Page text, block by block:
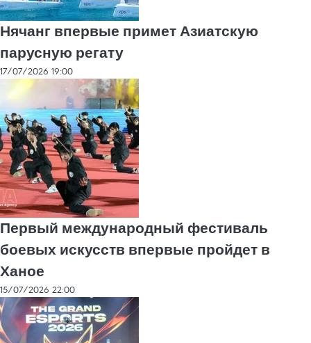
Нячанг впервые примет Азиатскую
парусную регату
17/07/2026 19:00
Первый международный фестиваль
боевых искусств впервые пройдет в
Ханое
15/07/2026 22:00